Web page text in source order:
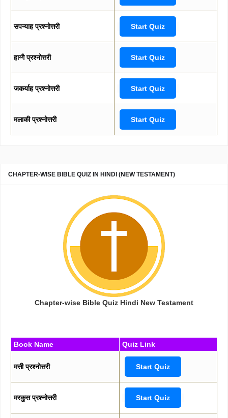
सपन्याह प्रश्नोत्तरी Start Quiz
हाग्गै प्रश्नोत्तरी Start Quiz
जकर्याह प्रश्नोत्तरी Start Quiz
मलाकी प्रश्नोत्तरी Start Quiz
CHAPTER-WISE BIBLE QUIZ IN HINDI (NEW TESTAMENT)
Chapter-wise Bible Quiz Hindi New Testament
Book Name Quiz Link
मत्ती प्रश्नोत्तरी Start Quiz
मरकुस प्रश्नोत्तरी Start Quiz